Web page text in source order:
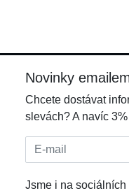
Novinky
Chcete dostávat
slevách? A navíc
E-mail:
Jsme i na sociálních